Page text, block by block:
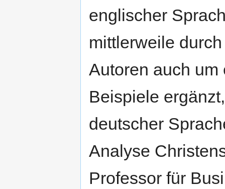
englischer
mittlerweile
Autoren auch um
Beispiele
deutscher
Analyse
Professor für